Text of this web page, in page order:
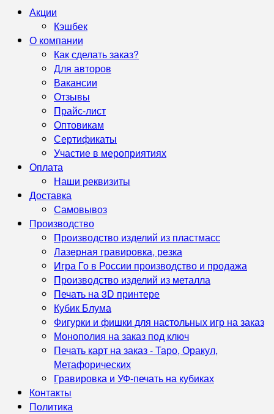
Акции
Кэшбек
О компании
Как сделать заказ?
Для авторов
Вакансии
Отзывы
Прайс-лист
Оптовикам
Сертификаты
Участие в мероприятиях
Оплата
Наши реквизиты
Доставка
Самовывоз
Производство
Производство изделий из пластмасс
Лазерная гравировка, резка
Игра Го в России производство и продажа
Производство изделий из металла
Печать на 3D принтере
Кубик Блума
Фигурки и фишки для настольных игр на заказ
Монополия на заказ под ключ
Печать карт на заказ - Таро, Оракул,
Метафорических
Гравировка и УФ‑печать на кубиках
Контакты
Политика